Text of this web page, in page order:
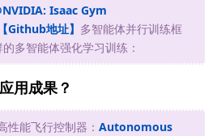
Isaac Gym
【Github地址】 多智能体并行训练框
多智能体强化学习训练：
用成果？
性能飞行控制器： Autonomous